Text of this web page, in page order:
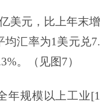
美元，比上年末增
均汇率为1美元兑7.
。（见图7）
年规模以上工业[1